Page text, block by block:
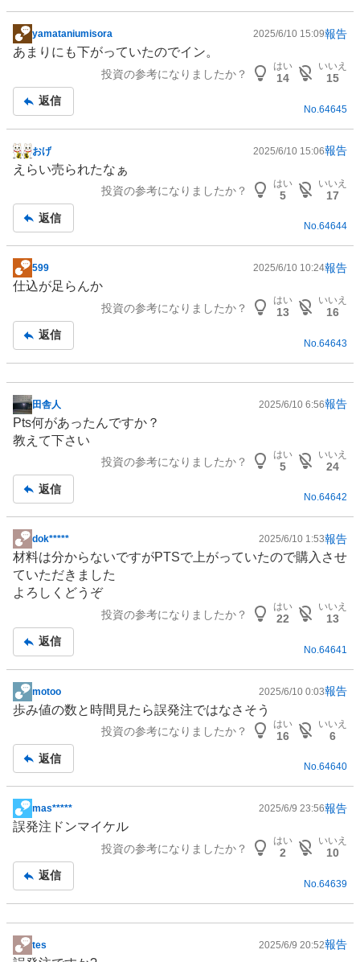
掲
示
事
yamataniumisora 2025/6/10 15:09報告
あまりにも下がっていたのでイン。
投資の参考になりましたか？
はい
14
いいえ
15
返信
No. 64645
掲
示
事
おげ 2025/6/10 15:06報告
えらい売られたなぁ
投資の参考になりましたか？
はい
5
いいえ
17
返信
No.64644
掲
示
事
599 2025/6/10 10:24報告
仕込が足らんか
投資の参考になりましたか？
はい
13
いいえ
16
返信
No. 64643
掲
示
板
田舎人 2025/6/10 6:56報告
Pts何があったんですか？
教えて下さい
投資の参考になりましたか？
はい
5
いいえ
24
返信
No.64642
掲
示
板
記
dok***** 2025/6/10 1:53報告
材料は分からないですがPTSで上がっていたので購入させ
ていただきました
よろしくどうぞ
投資の参考になりましたか？
はい
22
いいえ
13
返信
No. 64641
掲
示
事
motoo 2025/6/10 0:03報告
歩み値の数と時間見たら誤発注ではなさそう
投資の参考になりましたか？
はい
16
いいえ
6
返信
No.64640
掲
示
事
mas***** 2025/6/9 23:56報告
誤発注ドンマイケル
投資の参考になりましたか？
はい
2
いいえ
10
返信
No. 64639
掲
tes 2025/6/9 20:52報告